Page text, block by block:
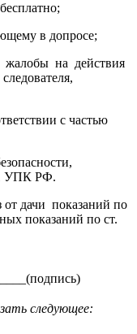
в допросе;
жалобы на действия
с частью
УПК РФ.
от дачи показаний по
показаний по ст.
следующее: